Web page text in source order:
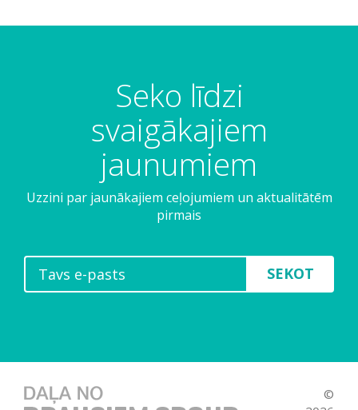
Seko līdzi
svaigākajiem
jaunumiem
Uzzini par jaunākajiem ceļojumiem un aktualitātēm
pirmais
SEKOT
©